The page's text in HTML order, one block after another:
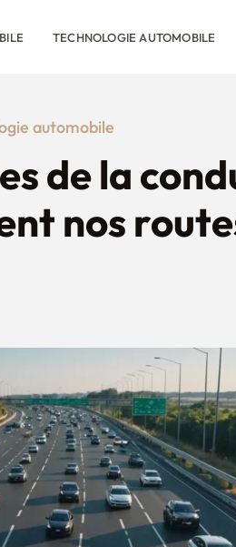
TECHNOLOGIE AUTOMOBILE
automobile
de la
nos